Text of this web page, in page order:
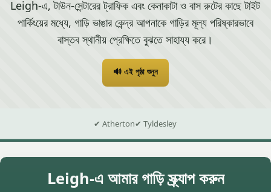
Leigh-এ, টাউন-সেন্টারের ট্রাফিক এবং কেনাকাটা ও বাস রুটের কাছে টাইট
পার্কিংয়ের মধ্যে, গাড়ি ভাঙার কেন্দ্র আপনাকে গাড়ির মূল্য পরিষ্কারভাবে
বাস্তব স্থানীয় প্রেক্ষিতে বুঝতে সাহায্য করে।
🔊 এই পৃষ্ঠা শুনুন
✔ Atherton✔ Tyldesley
Leigh-এ আমার গাড়ি স্ক্র্যাপ করুন